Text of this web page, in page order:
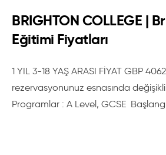
BRIGHTON COLLEGE |
Eğitimi Fiyatları
1 YIL 3-18 YAŞ ARASI FİYAT GBP
rezervasyonunuz esnasında
Programlar : A Level, GCSE